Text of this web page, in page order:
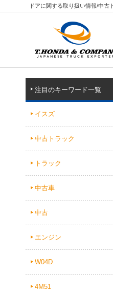
ドアに関する取り扱い情報/中
注目のキーワード一覧
イスズ
中古トラック
トラック
中古車
中古
エンジン
W04D
4M51